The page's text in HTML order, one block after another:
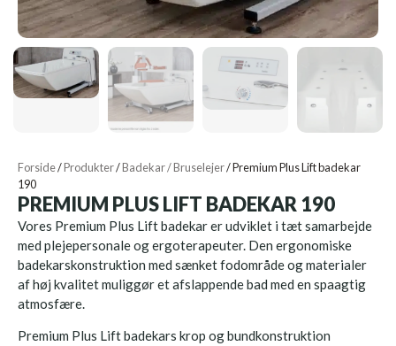
Forside/Produkter/Badekar / Bruselejer/Premium Plus Lift badekar
190
PREMIUM PLUS LIFT BADEKAR 190
Vores Premium Plus Lift badekar er udviklet i tæt samarbejde
med plejepersonale og ergoterapeuter. Den ergonomiske
badekarskonstruktion med sænket fodområde og materialer
af høj kvalitet muliggør et afslappende bad med en spaagtig
atmosfære.
Premium Plus Lift badekars krop og bundkonstruktion